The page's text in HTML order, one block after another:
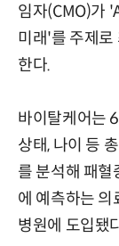
임자(CMO)가
미래'를 주제로
한다.
바이탈케어는
상태, 나이 등
를 분석해 패혈
에 예측하는
병원에 도입됐